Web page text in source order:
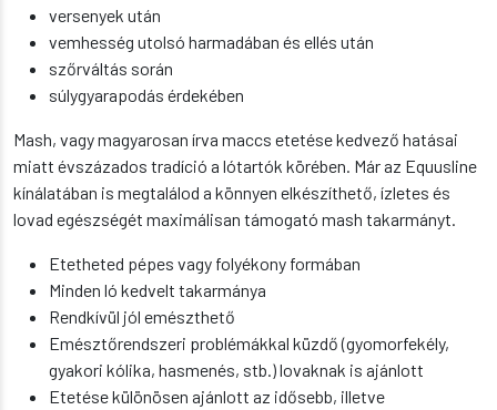
versenyek után
vemhesség utolsó harmadában és ellés után
szőrváltás során
súlygyarapodás érdekében
Mash, vagy magyarosan írva maccs etetése kedvező hatásai
miatt évszázados tradíció a lótartók körében. Már az Equusline
kínálatában is megtalálod a könnyen elkészíthető, ízletes és
lovad egészségét maximálisan támogató mash takarmányt.
Etetheted pépes vagy folyékony formában
Minden ló kedvelt takarmánya
Rendkívül jól emészthető
Emésztőrendszeri problémákkal küzdő (gyomorfekély,
gyakori kólika, hasmenés, stb.) lovaknak is ajánlott
Etetése különösen ajánlott az idősebb, illetve